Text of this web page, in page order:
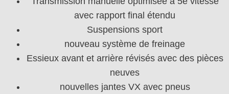
avec rapport final étendu
Suspensions sport
nouveau système de freinage
Essieux avant et arrière révisés avec des pièces
neuves
nouvelles jantes VX avec pneus